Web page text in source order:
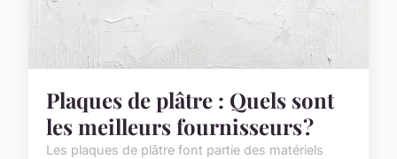
Plaques de plâtre : Quels sont
les meilleurs fournisseurs ?
Les plaques de plâtre font partie des matériels